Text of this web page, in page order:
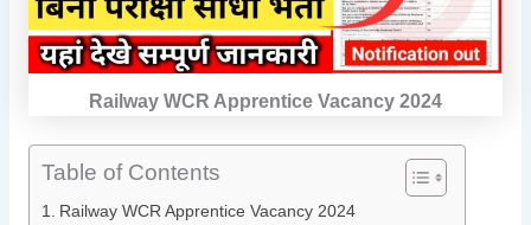
Railway WCR Apprentice Vacancy 2024
Table of Contents
Railway WCR Apprentice Vacancy 2024